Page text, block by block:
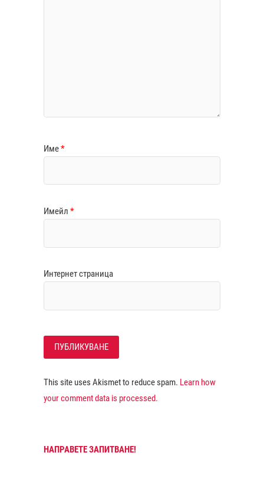
Име*
Имейл *
Интернет страница
This site uses Akismet to reduce spam. Learn how
your comment data is processed.
НАПРАВЕТЕ ЗАПИТВАНЕ!